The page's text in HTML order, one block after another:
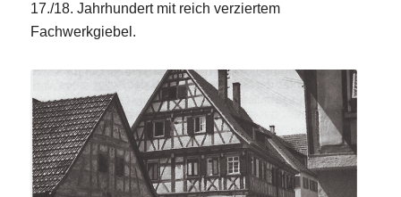
17./18. Jahrhundert mit reich verziertem
Fachwerkgiebel.